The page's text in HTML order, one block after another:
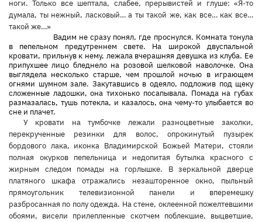
ноги. Только все шептала, слабее, прерывистей и глуше: «Я-то
думала, ты нежный, ласковый… а ты такой же, как все… как все…
такой же…»
Вадим не сразу понял, где проснулся. Комната тонула
в пепельном предутреннем свете. На широкой двуспальной
кровати, прильнув к нему, лежала вчерашняя девушка из клуба. Ее
припухшее лицо бледнело на розовой шелковой наволочке. Она
выглядела несколько старше, чем прошлой ночью в играющем
огнями шумном зале. Закутавшись в одеяло, подложив под щеку
сложенные ладошки, она тихонько посапывала. Помада на губах
размазалась, тушь потекла, и казалось, она чему-то улыбается во
сне и плачет.
У кровати на тумбочке лежали разноцветные заколки,
перекрученные резинки для волос, опрокинутый пузырек
бордового лака, иконка Владимирской Божьей Матери, стояли
полная окурков пепельница и недопитая бутылка красного с
жирным следом помады на горлышке. В зеркальной дверце
платяного шкафа отражались незашторенное окно, пыльный
прямоугольник телевизионной панели и вперемешку
разбросанная по полу одежда. На стене, оклеенной пожелтевшими
обоями, висели прилепленные скотчем поблекшие, выцветшие,